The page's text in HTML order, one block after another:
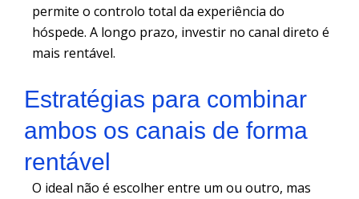
permite o controlo total da experiência do
hóspede. A longo prazo, investir no canal direto é
mais rentável.
Estratégias para combinar
ambos os canais de forma
rentável
O ideal não é escolher entre um ou outro, mas